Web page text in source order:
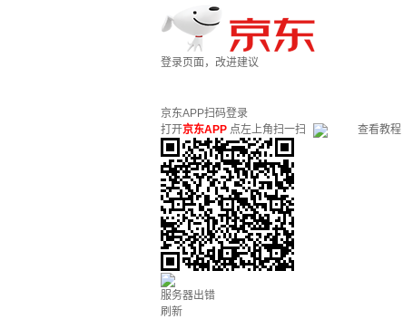
登录页面，改进建议
京东APP扫码登录
打开京东APP 点左上角扫一扫 查看教程
服务器出错
刷新